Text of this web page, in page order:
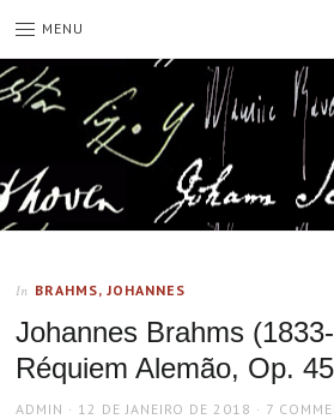
MENU
In BRAHMS, JOHANNES
Johannes Brahms
Réquiem Alemão, Op.
AUTHOR
ADMIN
POSTED
12 DE JANEIRO DE 2018 7